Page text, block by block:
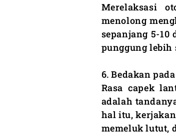
Merelaksasi
menolong
sepanjang 5-10
punggung lebih
6. Bedakan
Rasa capek
adalah
hal itu,
memeluk lutut,